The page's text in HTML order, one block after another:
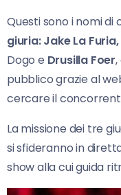
Questi sono i nomi di
giuria: Jake La Furia,
Dogo e Drusilla Foer
pubblico grazie al
cercare il
La missione dei tre
si sfideranno in
show alla cui guida